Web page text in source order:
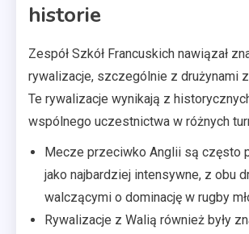
historie
Zespół Szkół Francuskich nawiązał
rywalizacje, szczególnie z drużynami
Te rywalizacje wynikają z
wspólnego uczestnictwa w różnych
Mecze przeciwko Anglii są często
jako najbardziej intensywne, z obu
walczącymi o dominację w rugby
Rywalizacje z Walią również były